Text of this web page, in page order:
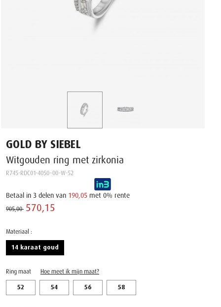
GOLD BY SIEBEL
Witgouden ring met zirkonia
R745-RDC01-4050-00-W-52
Betaal in 3 delen van 190,05 met 0% rente
905,00 ‌ 570,15 ‌
Materiaal :
14 karaat goud
Ring maat Hoe meet ik mijn maat?
52 54 56 58